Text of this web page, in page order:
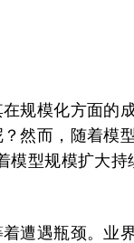
规模化方面的
然而，随着模
模型规模扩大持
遭遇瓶颈。业